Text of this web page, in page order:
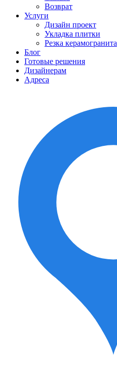
Возврат
Услуги
Дизайн проект
Укладка плитки
Резка керамогранита
Блог
Готовые решения
Дизайнерам
Адреса